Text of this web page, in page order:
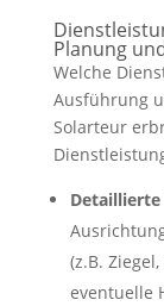
Planung
Welche
Ausführung
Solarteur
(z.B.
eventuelle